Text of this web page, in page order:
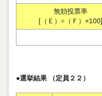
無効投票率
[（Ｅ）÷（Ｆ）×100]
●選挙結果 （定員２２）